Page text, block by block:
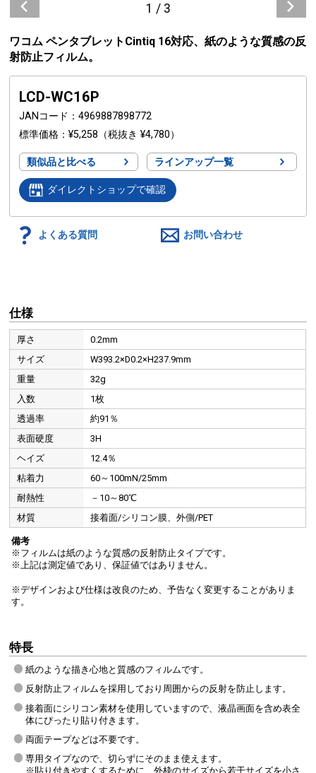
1 / 3
ワコム ペンタブレットCintiq 16対応、紙のような質感の反
射防止フィルム。
LCD-WC16P
JANコード
4969887898772
標準価格
¥5,258 （税抜き ¥4,780）
類似品と比べる ラインアップ一覧
ダイレクトショップで確認
よくある質問 お問い合わせ
仕様
厚さ
0.2mm
サイズ
W393.2×D0.2×H237.9mm
重量
32g
入数
1枚
透過率
約91％
表面硬度
3H
ヘイズ
12.4％
粘着力
60～100mN/25mm
耐熱性
－10～80℃
材質
接着面/シリコン膜、外側/PET
備考
※フィルムは紙のような質感の反射防止タイプです。
※上記は測定値であり、保証値ではありません。
※デザインおよび仕様は改良のため、予告なく変更することがありま
す。
特長
紙のような描き心地と質感のフィルムです。
反射防止フィルムを採用しており周囲からの反射を防止します。
接着面にシリコン素材を使用していますので、液晶画面を含め表全
体にぴったり貼り付きます。
両面テープなどは不要です。
専用タイプなので、切らずにそのまま使えます。
※貼り付きやすくするために、外枠のサイズから若干サイズを小さ